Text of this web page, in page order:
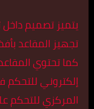
يتميز تصميم
تجهيز المقاعد
كما تحتوي
إلكتروني
المركزي للتحكم